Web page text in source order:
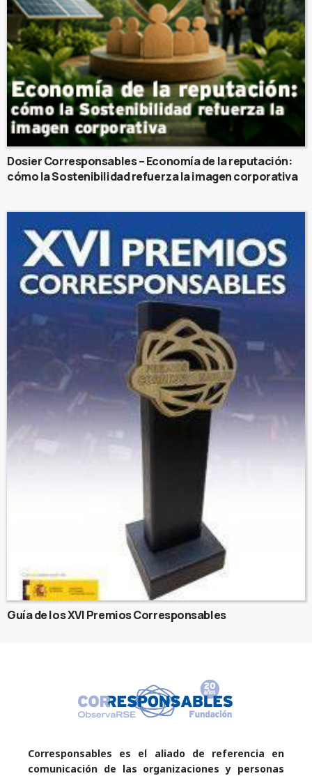
Dosier Corresponsables – Economía de la reputación:
cómo la Sostenibilidad refuerza la imagen corporativa
Guía de los XVI Premios Corresponsables
Corresponsables es el aliado de referencia en
comunicación de las organizaciones y personas